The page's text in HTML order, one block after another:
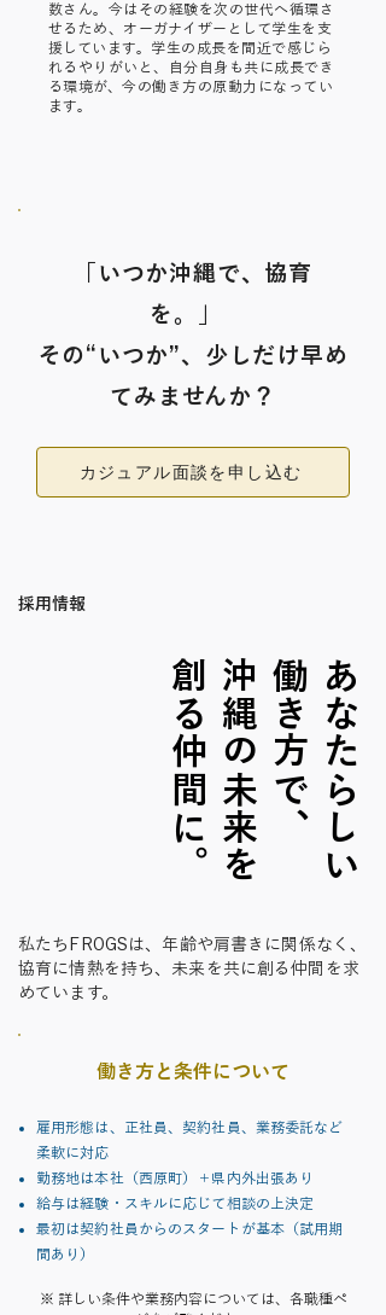
数さん。今はその経験を次の世代へ循環さ
せるため、オーガナイザーとして学生を支
援しています。学生の成長を間近で感じら
れるやりがいと、自分自身も共に成長でき
る環境が、今の働き方の原動力になってい
ます。
「いつか沖縄で、協育
を。」
その“いつか”、少しだけ早め
てみませんか？
カジュアル面談を申し込む
採用情報
あ
な
た
ら
し
い
働
き
方
で
、
沖
縄
の
未
来
を
創
る
仲
間
に
。
私たちFROGSは、年齢や肩書きに関係なく、
協育に情熱を持ち、未来を共に創る仲間を求
めています。
働き方と条件について
雇用形態は、正社員、契約社員、業務委託など
柔軟に対応
勤務地は本社（西原町）＋県内外出張あり
給与は経験・スキルに応じて相談の上決定
最初は契約社員からのスタートが基本（試用期
間あり）
​※ 詳しい条件や業務内容については、各職種ペ